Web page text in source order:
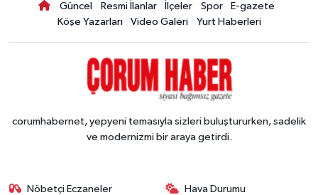
Güncel Resmi İlanlar İlçeler Spor
E-gazete
Köşe Yazarları
Video Galeri Yurt Haberleri
corumhabernet, yepyeni temasıyla sizleri buluştururken, sadelik
ve modernizmi bir araya getirdi.
Nöbetçi Eczaneler Hava Durumu